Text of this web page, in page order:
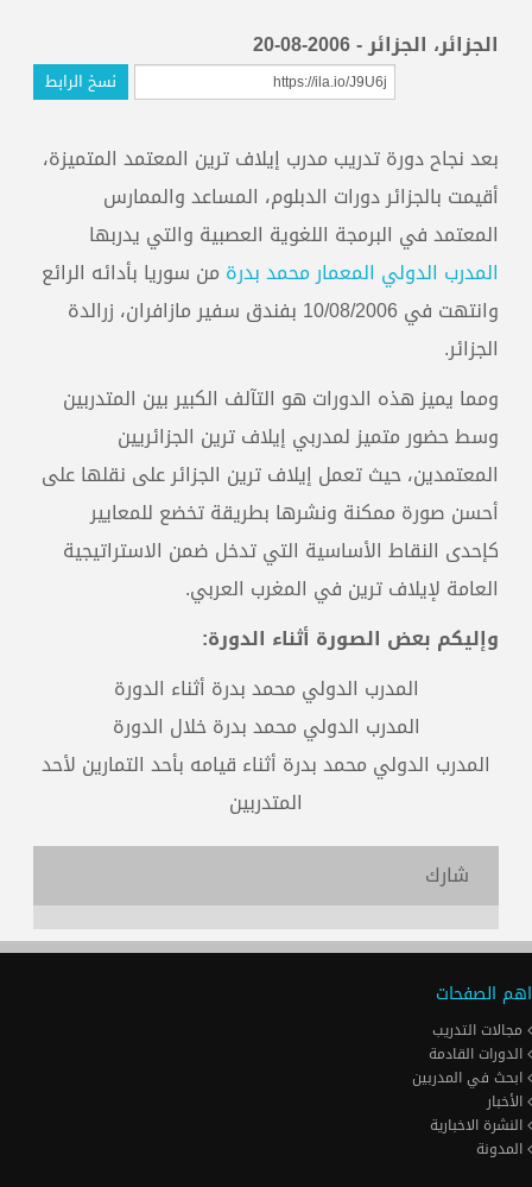
الجزائر، الجزائر - 2006-08-20
نسخ الرابط
بعد نجاح دورة تدريب مدرب إيلاف ترين المعتمد المتميزة،
أقيمت بالجزائر دورات الدبلوم، المساعد والممارس
المعتمد في البرمجة اللغوية العصبية والتي يدربها
المدرب الدولي المعمار محمد بدرة من سوريا بأدائه الرائع
وانتهت في 10/08/2006 بفندق سفير مازافران، زرالدة
الجزائر.
ومما يميز هذه الدورات هو التآلف الكبير بين المتدربين
وسط حضور متميز لمدربي إيلاف ترين الجزائريين
المعتمدين، حيث تعمل إيلاف ترين الجزائر على نقلها على
أحسن صورة ممكنة ونشرها بطريقة تخضع للمعايير
كإحدى النقاط الأساسية التي تدخل ضمن الاستراتيجية
العامة لإيلاف ترين في المغرب العربي.
وإليكم بعض الصورة أثناء الدورة:
المدرب الدولي محمد بدرة أثناء الدورة
المدرب الدولي محمد بدرة خلال الدورة
المدرب الدولي محمد بدرة أثناء قيامه بأحد التمارين لأحد
المتدربين
شارك
اهم الصفحات
مجالات التدريب
الدورات القادمة
ابحث في المدربين
الأخبار
النشرة الاخبارية
المدونة